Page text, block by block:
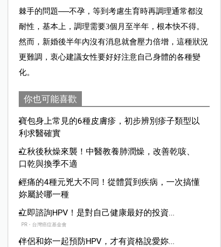
棘手的問題──不孕，等到考慮生育時再調理通常都沒
耐性，基本上，調理需要3個月至半年，根本快不得。
然而，新婚後半年內沒有消息就會壓力倍增，這種狀況
更難調，衷心建議女性要好好注意自己身體的各種變
化。
你也可能喜歡
寶包身上常見的6種皮膚疹，初步辨別疹子類型以
利求醫確實
立秋後秋燥來襲！中醫教養肺潤燥，改善乾咳、
口乾與換季不適
經痛的4種元兇大不同！從體質到疾病，一次搞懂
妳屬於哪一種
立即諮詢HPV！是對自己健康最好的投資...
PR・台灣癌症基金會
伴侶和妳一起預防HPV，才有資格說愛妳...